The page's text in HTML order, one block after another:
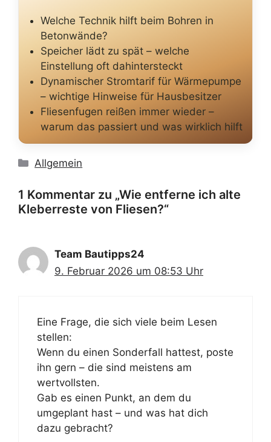
Welche Technik hilft beim Bohren in
Betonwände?
Speicher lädt zu spät – welche
Einstellung oft dahintersteckt
Dynamischer Stromtarif für Wärmepumpe
– wichtige Hinweise für Hausbesitzer
Fliesenfugen reißen immer wieder –
warum das passiert und was wirklich hilft
Kategorien
Allgemein
1 Kommentar zu „Wie entferne ich alte
Kleberreste von Fliesen?“
Team Bautipps24
9. Februar 2026 um 08:53 Uhr
Eine Frage, die sich viele beim Lesen
stellen:
Wenn du einen Sonderfall hattest, poste
ihn gern – die sind meistens am
wertvollsten.
Gab es einen Punkt, an dem du
umgeplant hast – und was hat dich
dazu gebracht?